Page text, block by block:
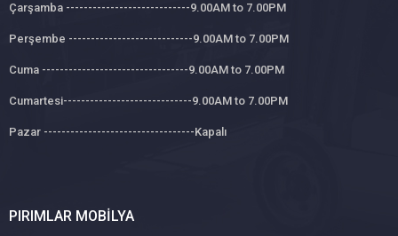
Çarşamba ----------------------------9.00AM to 7.00PM
Perşembe ----------------------------9.00AM to 7.00PM
Cuma ---------------------------------9.00AM to 7.00PM
Cumartesi-----------------------------9.00AM to 7.00PM
Pazar ----------------------------------Kapalı
PIRIMLAR MOBILYA